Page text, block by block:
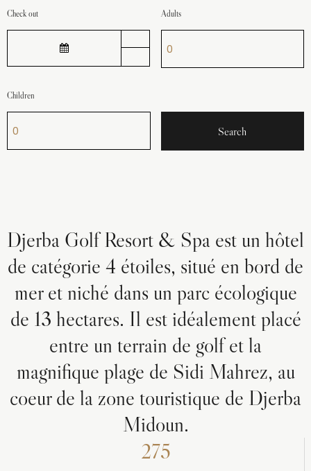
Check out Adults
Children
Djerba Golf Resort & Spa est un hôtel
de catégorie 4 étoiles, situé en bord de
mer et niché dans un parc écologique
de 13 hectares. Il est idéalement placé
entre un terrain de golf et la
magnifique plage de Sidi Mahrez, au
coeur de la zone touristique de Djerba
Midoun.
275